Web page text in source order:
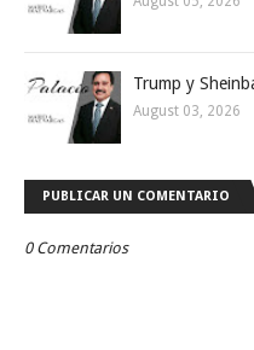
Trump y
August 03, 2026
PUBLICAR UN COMENTARIO
0 Comentarios